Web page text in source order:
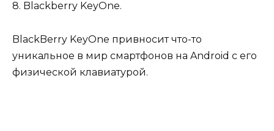
8. Blackberry KeyOne.
BlackBerry KeyOne привносит что-то
уникальное в мир смартфонов на Android с его
физической клавиатурой.